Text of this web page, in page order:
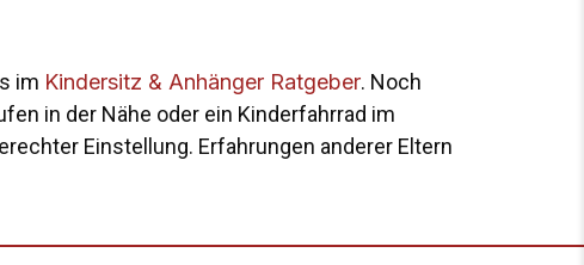
im Kindersitz & Anhänger Ratgeber. Noch
in der Nähe oder ein Kinderfahrrad im
Einstellung. Erfahrungen anderer Eltern